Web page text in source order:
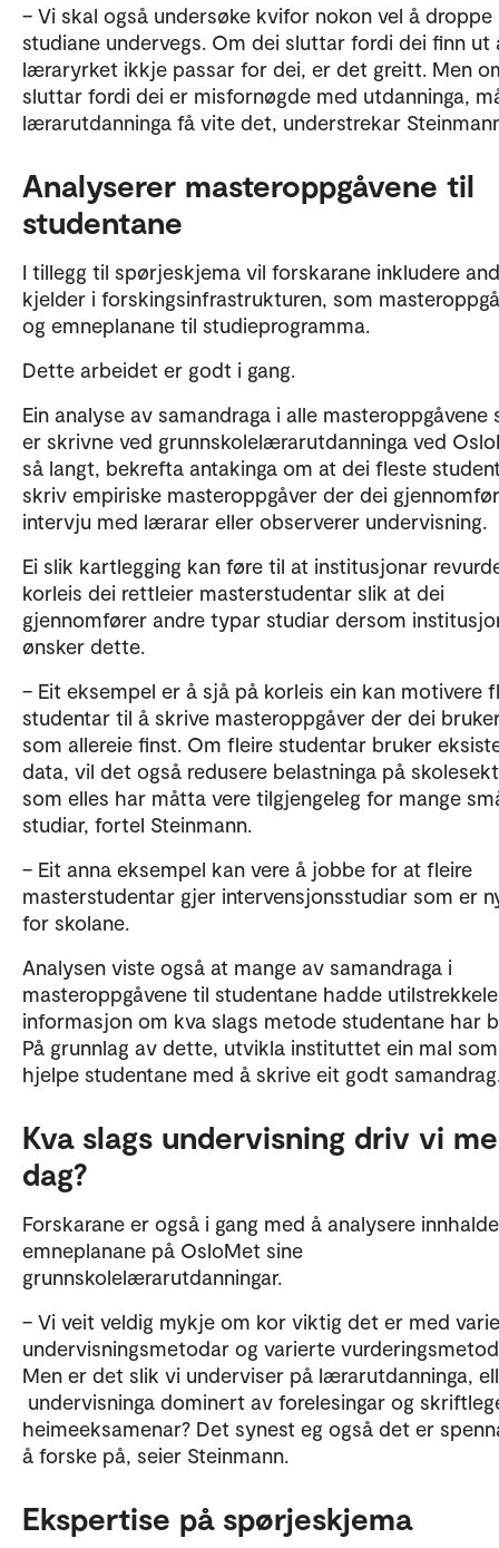
– Vi skal også undersøke kvifor nokon vel å droppe
studiane undervegs. Om dei sluttar fordi dei finn ut
læraryrket ikkje passar for dei, er det greitt. Men
sluttar fordi dei er misfornøgde med utdanninga,
lærarutdanninga få vite det, understrekar
Analyserer masteroppgåvene til
studentane
I tillegg til spørjeskjema vil forskarane inkludere
kjelder i forskingsinfrastrukturen, som
og emneplanane til studieprogramma.
Dette arbeidet er godt i gang.
Ein analyse av samandraga i alle masteroppgåvene
er skrivne ved grunnskolelærarutdanninga ved
så langt, bekrefta antakinga om at dei fleste
skriv empiriske masteroppgåver der dei
intervju med lærarar eller observerer undervisning.
Ei slik kartlegging kan føre til at institusjonar
korleis dei rettleier masterstudentar slik at dei
gjennomfører andre typar studiar dersom
ønsker dette.
– Eit eksempel er å sjå på korleis ein kan motivere
studentar til å skrive masteroppgåver der dei
som allereie finst. Om fleire studentar bruker
data, vil det også redusere belastninga på
som elles har måtta vere tilgjengeleg for mange
studiar, fortel Steinmann.
– Eit anna eksempel kan vere å jobbe for at fleire
masterstudentar gjer intervensjonsstudiar som er
for skolane.
Analysen viste også at mange av samandraga i
masteroppgåvene til studentane hadde
informasjon om kva slags metode studentane har
På grunnlag av dette, utvikla instituttet ein mal
hjelpe studentane med å skrive eit godt
Kva slags undervisning driv vi
dag?
Forskarane er også i gang med å analysere
emneplanane på OsloMet sine
grunnskolelærarutdanningar.
– Vi veit veldig mykje om kor viktig det er med
undervisningsmetodar og varierte
Men er det slik vi underviser på lærarutdanninga,
undervisninga dominert av forelesingar og
heimeeksamenar? Det synest eg også det er
å forske på, seier Steinmann.
Ekspertise på spørjeskjema